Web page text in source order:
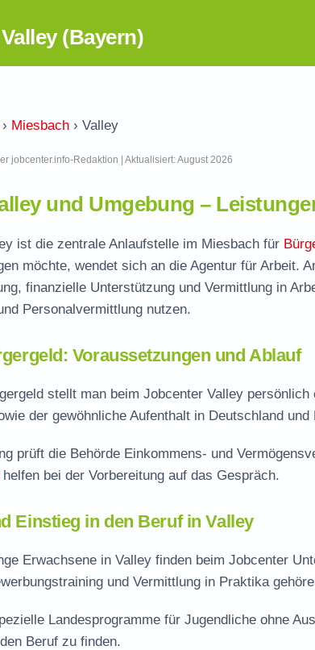
(Bayern)
› Miesbach › Valley
jobcenter.info-Redaktion | Aktualisiert: August 2026
und Umgebung –
ist die zentrale Anlaufstelle im Miesbach für
möchte, wendet sich an die Agentur für Arbeit.
finanzielle Unterstützung und Vermittlung in
Personalvermittlung nutzen.
Voraussetzungen und Ablauf
stellt man beim Jobcenter Valley
der gewöhnliche Aufenthalt in Deutschland
prüft die Behörde Einkommens- und
helfen bei der Vorbereitung auf das Gespräch.
Einstieg in den Beruf in Valley
Erwachsene in Valley finden beim Jobcenter
und Vermittlung in Praktika
Landesprogramme für Jugendliche ohne
Beruf zu finden.